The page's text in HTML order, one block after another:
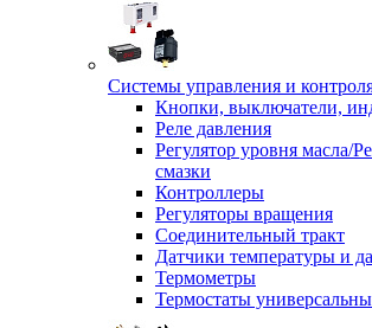
Системы управления и
Кнопки, выключатели,
Реле давления
Регулятор уровня масла/
смазки
Контроллеры
Регуляторы вращения
Соединительный тракт
Датчики температуры и
Термометры
Термостаты